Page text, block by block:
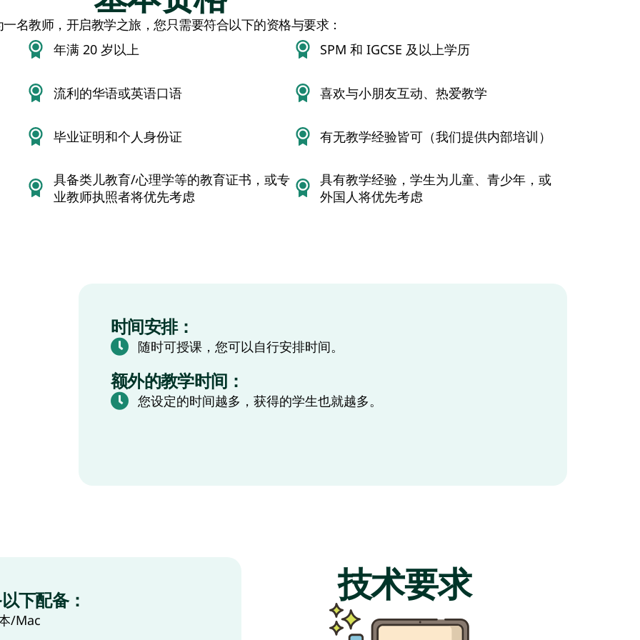
名教师，开启教学之旅，您只需要符合以下的资格与要求：
年满 20 岁以上
流利的华语或英语口语
毕业证明和个人身份证
具备类儿教育/心理学等的教育证书，或专
业教师执照者将优先考虑
SPM 和 IGCSE 及以上学历
喜欢与小朋友互动、热爱教学
有无教学经验皆可（我们提供内部培训）
具有教学经验，学生为儿童、青少年，或
外国人将优先考虑
时间安排：
随时可授课，您可以自行安排时间。
额外的教学时间：
您设定的时间越多，获得的学生也就越多。
下配备：
/Mac
技术要求